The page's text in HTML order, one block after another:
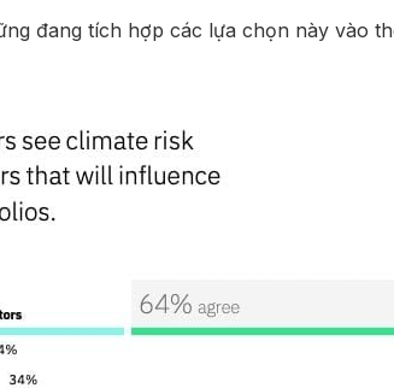
đang tích hợp các lựa chọn này vào